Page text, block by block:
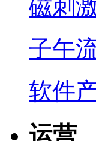
磁刺
子午
软件
运营